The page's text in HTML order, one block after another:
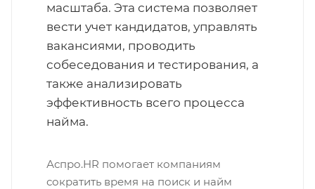
масштаба. Эта система позволяет
вести учет кандидатов, управлять
вакансиями, проводить
собеседования и тестирования, а
также анализировать
эффективность всего процесса
найма.
Аспро.HR помогает компаниям
сократить время на поиск и найм